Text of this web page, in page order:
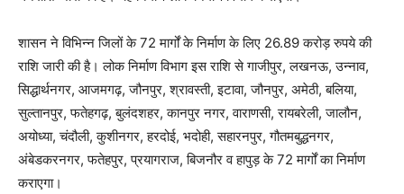
शासन ने विभिन्न जिलों के 72 मार्गों के निर्माण के लिए 26.89 करोड़ रुपये की
राशि जारी की है। लोक निर्माण विभाग इस राशि से गाजीपुर, लखनऊ, उन्नाव,
सिद्धार्थनगर, आजमगढ़, जौनपुर, श्रावस्ती, इटावा, जौनपुर, अमेठी, बलिया,
सुल्तानपुर, फतेहगढ़, बुलंदशहर, कानपुर नगर, वाराणसी, रायबरेली, जालौन,
अयोध्या, चंदौली, कुशीनगर, हरदोई, भदोही, सहारनपुर, गौतमबुद्धनगर,
अंबेडकरनगर, फतेहपुर, प्रयागराज, बिजनौर व हापुड़ के 72 मार्गों का निर्माण
कराएगा।